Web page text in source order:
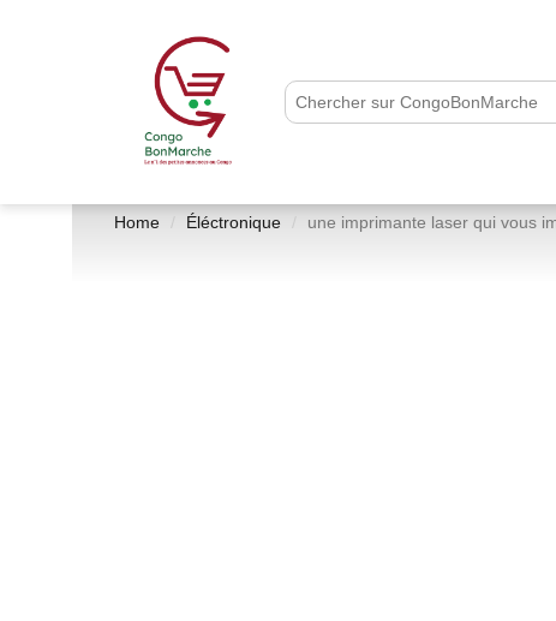
Home Éléctronique une imprimante laser qui vous